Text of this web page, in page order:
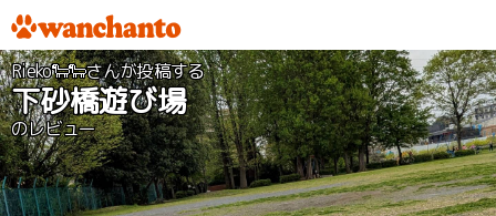
Rieko🐑🐑さんが投稿する
下砂橋遊び場
のレビュー